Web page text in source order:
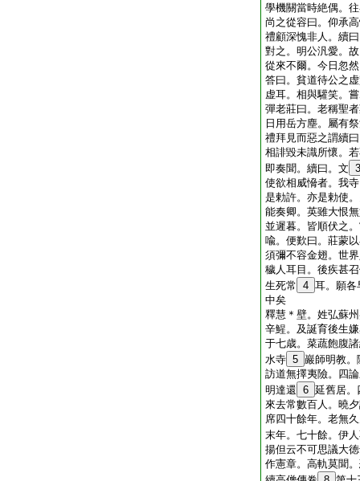
學機關當時絶偶。
尚之從容曰。仰承
禮顧深愧非人。續
對之。明公汎愛。
從來不爾。今日忽
答曰。貧道待公之
虚耳。相與驩笑。
彈老莊曰。老稱聖
日用岳方塵。屬有
禮拜見而惡之謂續
相誹毀未識所懷。
即奏聞。續曰。文 3
使欲相威愶者。我
是勅許。亦是勅使
能奏卿。英雖大恨
並遲暮。皆順伏之
喩。便歎曰。莊蒙
須彌不容金翅。世
穢人耳目。後疾甚
生死常 4 耳。願各
中矣
釋慧＊壁。姓弘蘇
辛鯹。及誕育後生
于七歳。菜蔬飽腹
水寺 5 巖師明教
訪道無擇夷險。四
明達還 6 延舊居。
來去常數百人。曉
席四十餘年。老無
末年。七十餘。伊
揚但云不可思議大
作憲章。高軌莫聞